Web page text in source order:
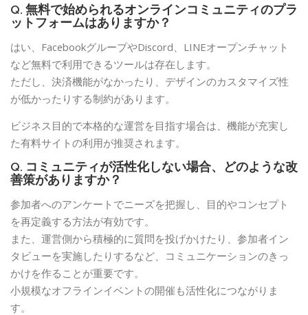
Q. 無料で始められるオンラインコミュニティのプラ
ットフォームはありますか？
はい、FacebookグループやDiscord、LINEオープンチャット
など無料で利用できるツールは存在します。
ただし、決済機能がなかったり、デザインのカスタマイズ性
が低かったりする制約があります。
ビジネス目的で本格的な運営を目指す場合は、機能が充実し
た有料サイトの利用が推奨されます。
Q. コミュニティが活性化しない場合、どのような改
善策がありますか？
参加者へのアンケートでニーズを把握し、目的やコンセプト
を再定義する方法が有効です。
また、運営側から積極的に質問を投げかけたり、参加者イン
タビューを実施したりするなど、コミュニケーションのきっ
かけを作ることが重要です。
小規模なオフラインイベントの開催も活性化につながりま
す。